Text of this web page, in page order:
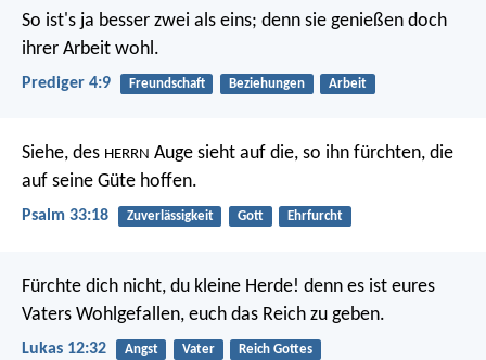
So ist's ja besser zwei als eins; denn sie genießen doch
ihrer Arbeit wohl.
Prediger 4:9 Freundschaft Beziehungen Arbeit
Siehe, des HERRN Auge sieht auf die, so ihn fürchten, die
auf seine Güte hoffen.
Psalm 33:18 Zuverlässigkeit Gott Ehrfurcht
Fürchte dich nicht, du kleine Herde! denn es ist eures
Vaters Wohlgefallen, euch das Reich zu geben.
Lukas 12:32 Angst Vater Reich Gottes